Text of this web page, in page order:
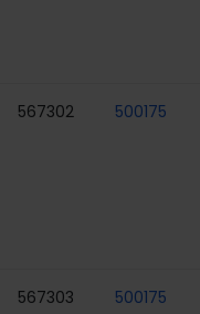
567302 500175
567303 500175